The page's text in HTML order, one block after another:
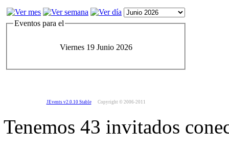
Eventos para el
Viernes 19 Junio 2026
JEvents v2.0.10 Stable Copyright © 2006-2011
Tenemos 43 invitados